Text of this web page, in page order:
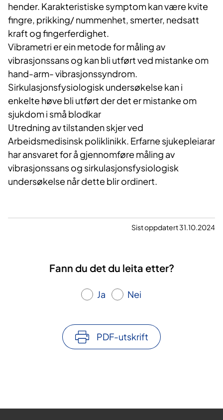
hender. Karakteristiske symptom kan være kvite
fingre, prikking/ nummenhet, smerter, nedsatt
kraft og fingerferdighet.
Vibrametri er ein metode for måling av
vibrasjonssans og kan bli utført ved mistanke om
hand-arm- vibrasjonssyndrom.
Sirkulasjonsfysiologisk undersøkelse kan i
enkelte høve bli utført der det er mistanke om
sjukdom i små blodkar
Utredning av tilstanden skjer ved
Arbeidsmedisinsk poliklinikk. Erfarne sjukepleiarar
har ansvaret for å gjennomføre måling av
vibrasjonssans og sirkulasjonsfysiologisk
undersøkelse når dette blir ordinert.
Sist oppdatert 31.10.2024
Fann du det du leita etter?
Ja Nei
PDF-utskrift